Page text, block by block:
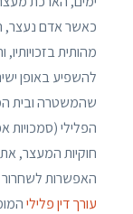
כאשר אדם נעצר,
מהותית
להשפיע באופן
שהמשטרה ובית
חוקיות המעצר,
האפשרות לשחרור
עורך דין פלילי